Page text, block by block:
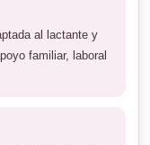
al lactante y
familiar, laboral